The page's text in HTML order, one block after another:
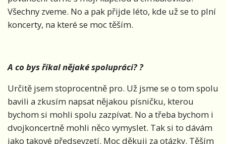
Všechny zveme. No a pak přijde léto, kde už se to plní
koncerty, na které se moc těším.
A co bys říkal nějaké spolupráci??
Určitě jsem stoprocentně pro. Už jsme se o tom spolu
bavili a zkusím napsat nějakou písničku, kterou
bychom si mohli spolu zazpívat. No a třeba bychom i
dvojkoncertně mohli něco vymyslet. Tak si to dávám
jako takové předsevzetí. Moc děkuji za otázky. Těším